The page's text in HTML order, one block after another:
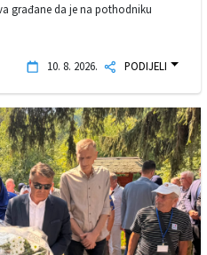
građane da je na pothodniku
10. 8. 2026. PODIJELI